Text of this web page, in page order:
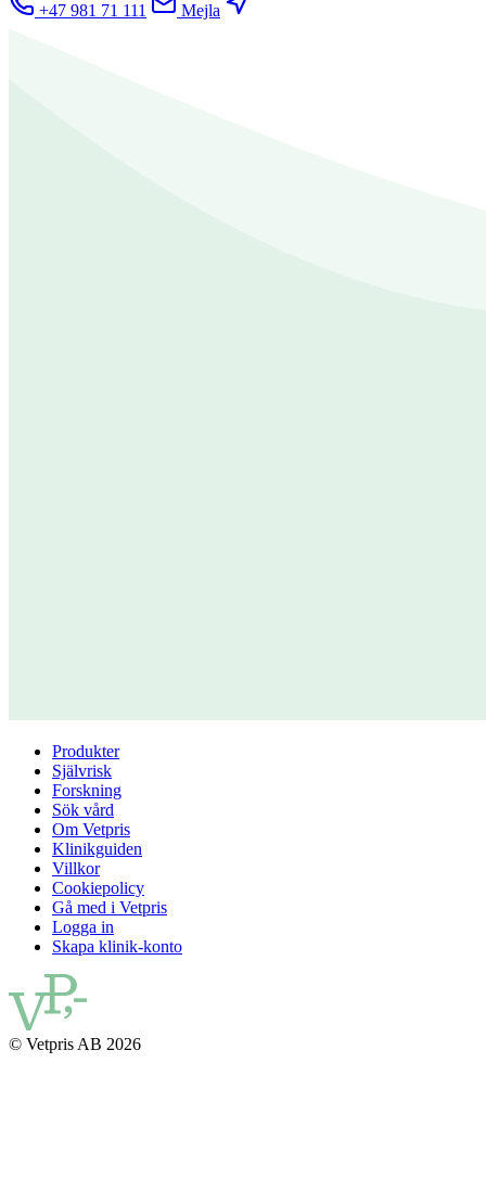
+47 981 71 111 Mejla
Produkter
Självrisk
Forskning
Sök vård
Om Vetpris
Klinikguiden
Villkor
Cookiepolicy
Gå med i Vetpris
Logga in
Skapa klinik-konto
© Vetpris AB 2026